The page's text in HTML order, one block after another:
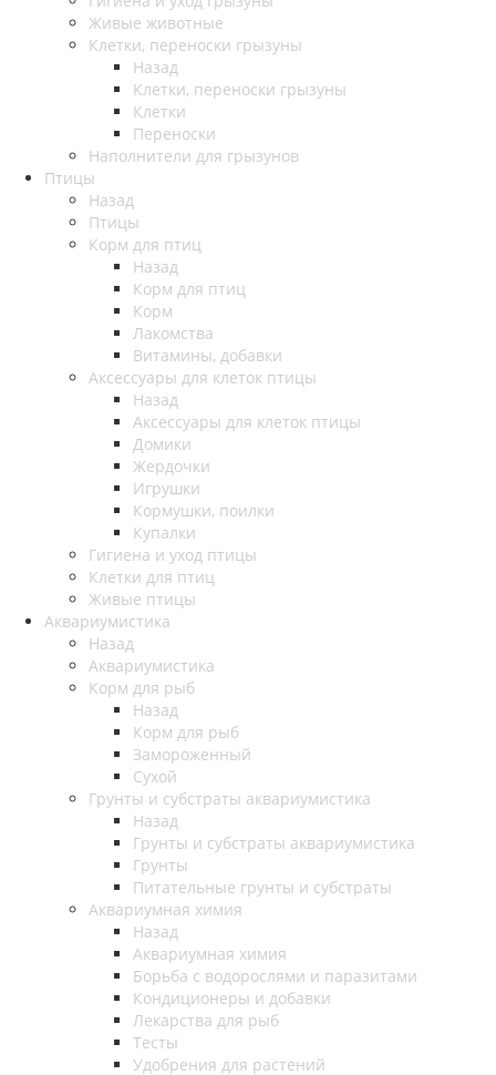
Живые животные
Клетки, переноски грызуны
Назад
Клетки, переноски грызуны
Клетки
Переноски
Наполнители для грызунов
Птицы
Назад
Птицы
Корм для птиц
Назад
Корм для птиц
Корм
Лакомства
Витамины, добавки
Аксессуары для клеток птицы
Назад
Аксессуары для клеток птицы
Домики
Жердочки
Игрушки
Кормушки, поилки
Купалки
Гигиена и уход птицы
Клетки для птиц
Живые птицы
Аквариумистика
Назад
Аквариумистика
Корм для рыб
Назад
Корм для рыб
Замороженный
Сухой
Грунты и субстраты аквариумистика
Назад
Грунты и субстраты аквариумистика
Грунты
Питательные грунты и субстраты
Аквариумная химия
Назад
Аквариумная химия
Борьба с водорослями и паразитами
Кондиционеры и добавки
Лекарства для рыб
Тесты
Удобрения для растений